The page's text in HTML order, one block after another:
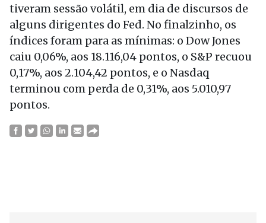
tiveram sessão volátil, em dia de discursos de
alguns dirigentes do Fed. No finalzinho, os
índices foram para as mínimas: o Dow Jones
caiu 0,06%, aos 18.116,04 pontos, o S&P recuou
0,17%, aos 2.104,42 pontos, e o Nasdaq
terminou com perda de 0,31%, aos 5.010,97
pontos.